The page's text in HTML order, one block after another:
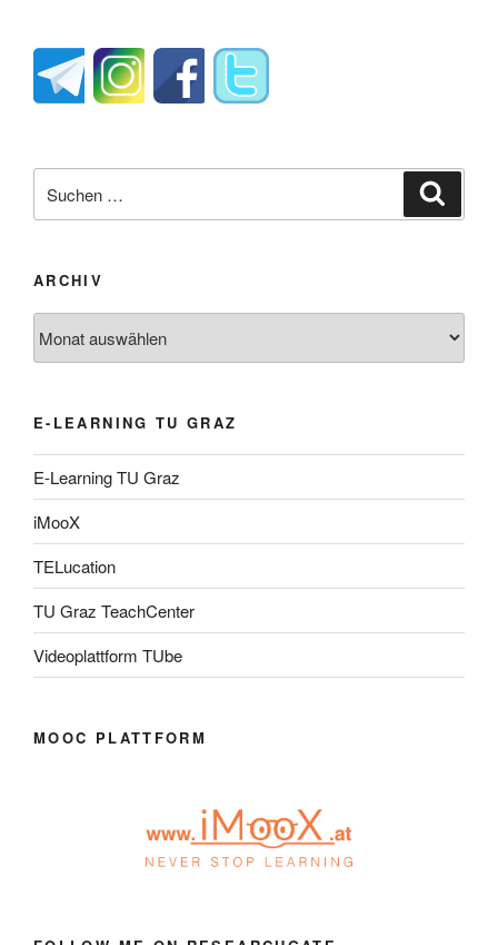
nach:
ARCHIV
E-LEARNING TU GRAZ
E-Learning TU Graz
iMooX
TELucation
TU Graz TeachCenter
Videoplattform TUbe
MOOC PLATTFORM